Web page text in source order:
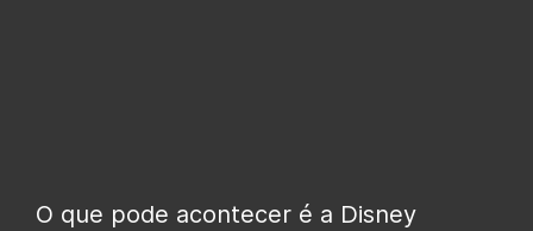
O que pode acontecer é a Disney